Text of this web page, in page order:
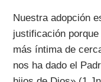
Nuestra adopción
justificación
más íntima de
nos ha dado el